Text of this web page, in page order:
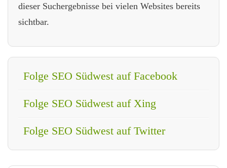
dieser Suchergebnisse bei vielen Websites bereits
sichtbar.
Folge SEO Südwest auf Facebook
Folge SEO Südwest auf Xing
Folge SEO Südwest auf Twitter